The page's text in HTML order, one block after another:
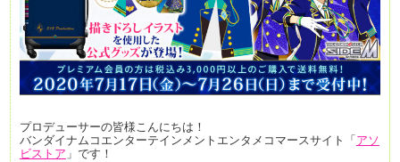
プロデューサーの皆様こんにちは！
バンダイナムコエンターテインメントエンタメコマースサイト「 アソ
ビストア 」です！